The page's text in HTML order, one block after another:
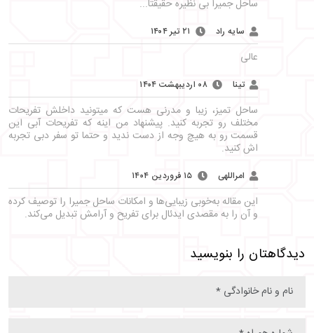
ساحل جمیرا بی نظیره حقیقتا...
سایه راد ۲۱ تیر ۱۴۰۴
عالی
تینا ۰۸ اردیبهشت ۱۴۰۴
ساحل تمیز، زیبا و مدرنی هست که میتونید داخلش تفریحات
مختلف رو تجربه کنید. پیشنهاد من اینه که تفریحات آبی این
قسمت رو به هیچ وجه از دست ندید و حتما تو سفر دبی تجربه
اش کنید.
امراللهی ۱۵ فروردین ۱۴۰۴
این مقاله به‌خوبی زیبایی‌ها و امکانات ساحل جمیرا را توصیف کرده
و آن را به مقصدی ایدئال برای تفریح و آرامش تبدیل می‌کند.
دیدگاهتان را بنویسید